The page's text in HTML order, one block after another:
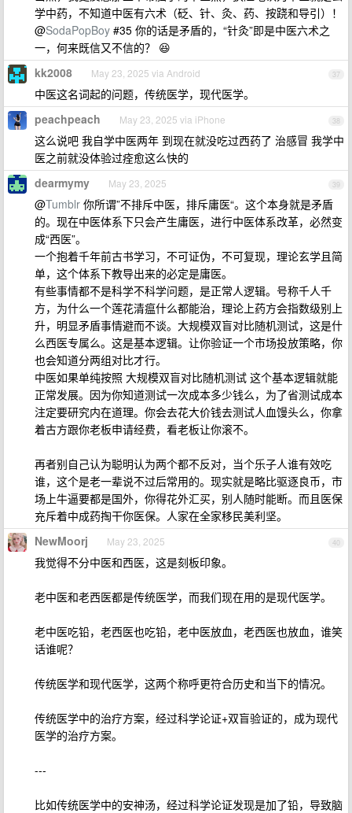
学中药，不知道中医有六术（砭、针、灸、药、按跷和导引）！
@SodaPopBoy #35 你的话是矛盾的，“针灸”即是中医六术之
一，何来既信又不信的？ 😆
37
kk2008 May 23, 2025 via Android
中医这名词起的问题，传统医学，现代医学。
38
peachpeach May 23, 2025 via iPhone
这么说吧 我自学中医两年 到现在就没吃过西药了 治感冒 我学中
医之前就没体验过痊愈这么快的
39
dearmymy May 23, 2025
@Tumblr 你所谓”不排斥中医，排斥庸医“。这个本身就是矛盾
的。现在中医体系下只会产生庸医，进行中医体系改革，必然变
成“西医”。
一个抱着千年前古书学习，不可证伪，不可复现，理论玄学且简
单，这个体系下教导出来的必定是庸医。
有些事情都不是科学不科学问题，是正常人逻辑。号称千人千
方，为什么一个莲花清瘟什么都能治，理论上药方会指数级别上
升，明显矛盾事情避而不谈。大规模双盲对比随机测试，这是什
么西医专属么。这是基本逻辑。让你验证一个市场投放策略，你
也会知道分两组对比才行。
中医如果单纯按照 大规模双盲对比随机测试 这个基本逻辑就能
正常发展。因为你知道测试一次成本多少钱么，为了省测试成本
注定要研究内在道理。你会去花大价钱去测试人血馒头么，你拿
着古方跟你老板申请经费，看老板让你滚不。
再者别自己认为聪明认为两个都不反对，当个乐子人谁有效吃
谁，这个是老一辈说不过后常用的。现实就是略比驱逐良币，市
场上牛逼要都是国外，你得花外汇买，别人随时能断。而且医保
充斥着中成药掏干你医保。人家在全家移民美利坚。
40
NewMoorj May 23, 2025
我觉得不分中医和西医，这是刻板印象。
老中医和老西医都是传统医学，而我们现在用的是现代医学。
老中医吃铅，老西医也吃铅，老中医放血，老西医也放血，谁笑
话谁呢？
传统医学和现代医学，这两个称呼更符合历史和当下的情况。
传统医学中的治疗方案，经过科学论证+双盲验证的，成为现代
医学的治疗方案。
---
比如传统医学中的安神汤，经过科学论证发现是加了铅，导致脑